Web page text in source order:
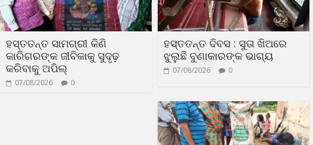
ହସ୍ତତନ୍ତ ସାମଗ୍ରୀ କିଣି
କାରିଗରଙ୍କ ଜୀବିକାକୁ ସୁଦୃଢ଼
କରିବାକୁ ଅପିଲ୍
07/08/2026 0
ହସ୍ତତନ୍ତ ଦିବସ : ସୁତା ଖିଅରେ
ଝୁଲୁଛି ବୁଣାକାରଙ୍କ ଭାଗ୍ୟ
07/08/2026 0